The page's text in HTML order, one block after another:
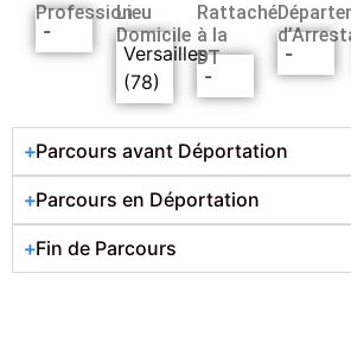
Profession
-
Lieu
Domicile
Versailles
(78)
Rattaché
à la
DT
-
-
Parcours avant Déportation
Parcours en Déportation
Fin de Parcours